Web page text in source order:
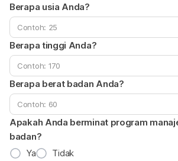
Berapa usia Anda?
Berapa tinggi Anda?
Berapa berat badan Anda?
Apakah Anda berminat program
badan?
Ya
Tidak